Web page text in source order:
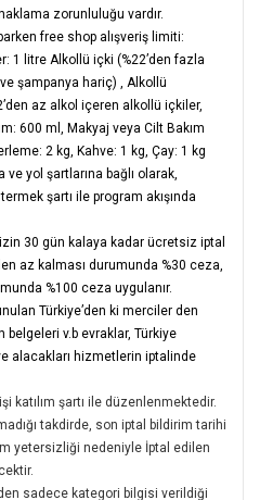
zorunluluğu vardır.
free shop alışveriş limiti:
1 litre Alkollü içki (%22’den fazla
şampanya hariç)
Alkollü
az alkol içeren alkollü içkiler,
600 ml, Makyaj veya Cilt Bakım
2 kg, Kahve: 1 kg, Çay: 1 kg
ve yol şartlarına bağlı olarak,
şartı ile program akışında
30 gün kalaya kadar ücretsiz iptal
az kalması durumunda %30 ceza,
%100 ceza uygulanır.
Türkiye’den ki merciler den
belgeleri v.b evraklar, Türkiye
alacakları hizmetlerin iptalinde
katılım şartı ile düzenlenmektedir.
takdirde, son iptal bildirim tarihi
yetersizliği nedeniyle İptal edilen
sadece kategori bilgisi verildiği